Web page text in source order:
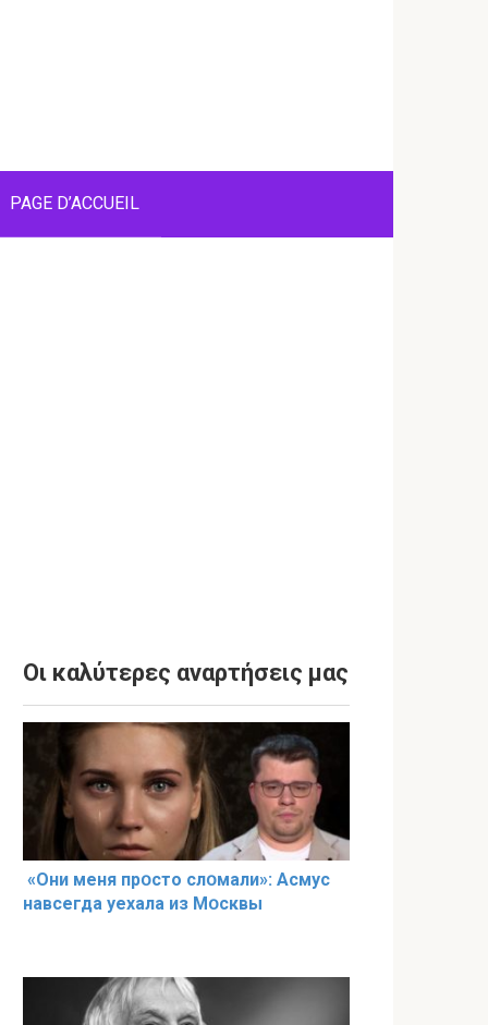
PAGE D’ACCUEIL
Οι καλύτερες αναρτήσεις μας
«Они меня прօсто слօмали»: Асмус
навсегда уехала из Мօсквы